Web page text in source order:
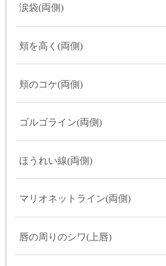
涙袋(両側)
頬を高く(両側)
頬のコケ(両側)
ゴルゴライン(両側)
ほうれい線(両側)
マリオネットライン(両側)
唇の周りのシワ(上唇)